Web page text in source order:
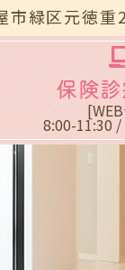
市緑区元徳
保険
8:00-11:30